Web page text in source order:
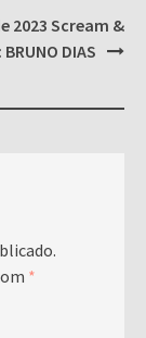
2023 Scream &
BRUNO DIAS
*